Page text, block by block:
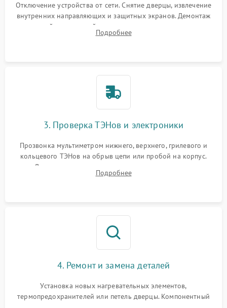
Отключение устройства от сети. Снятие дверцы, извлечение
внутренних направляющих и защитных экранов. Демонтаж
задней или верхней панели для прямого доступа к
нагревательным элементам, плате и вентиляторам.
Подробнее
3. Проверка ТЭНов и электроники
Прозвонка мультиметром нижнего, верхнего, грилевого и
кольцевого ТЭНов на обрыв цепи или пробой на корпус.
Диагностика термостата, датчиков температуры,
переключателя режимов и мотора конвекции.
Подробнее
4. Ремонт и замена деталей
Установка новых нагревательных элементов,
термопредохранителей или петель дверцы. Компонентный